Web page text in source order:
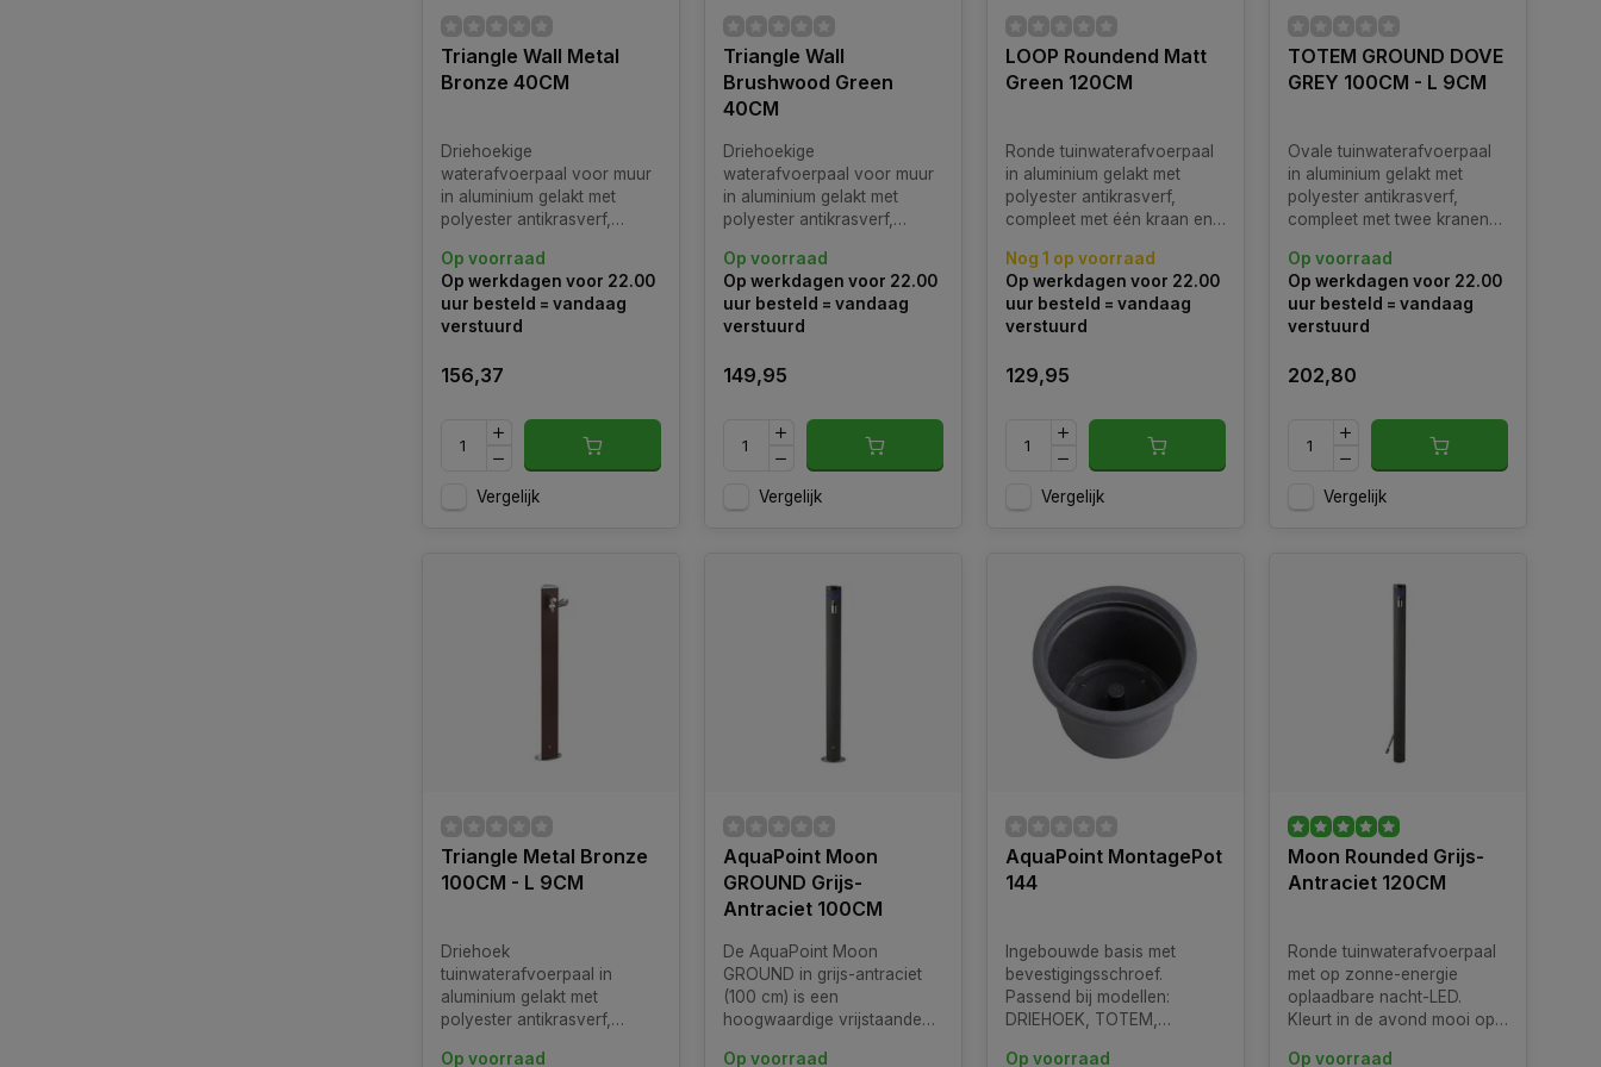
Triangle Wall Metal
Bronze 40CM
Driehoekige
waterafvoerpaal voor muur
in aluminium gelakt met
polyester antikrasverf,
en roestvrijstalen
slanghanger. Verkrijgbaar in
diverse kleuren.
Op voorraad
Op werkdagen voor 22.00
uur besteld = vandaag
verstuurd
156,37
Vergelijk
Triangle Wall
Brushwood Green
40CM
Driehoekige
waterafvoerpaal voor muur
in aluminium gelakt met
polyester antikrasverf,
en roestvrijstalen
slanghanger. Verkrijgbaar in
diverse kleuren.
Op voorraad
Op werkdagen voor 22.00
uur besteld = vandaag
verstuurd
149,95
Vergelijk
LOOP Roundend Matt
Green 120CM
Ronde tuinwaterafvoerpaal
in aluminium gelakt met
polyester antikrasverf,
compleet met één kraan en
Verkrijgbaar in diverse
kleuren.
Nog 1 op voorraad
Op werkdagen voor 22.00
uur besteld = vandaag
verstuurd
129,95
Vergelijk
TOTEM GROUND DOVE
GREY 100CM - L 9CM
Ovale tuinwaterafvoerpaal
in aluminium gelakt met
polyester antikrasverf,
compleet met twee kranen
slanghanger. Verkrijgbaar in
diverse kleuren. Geschikt
voor Bovengrondse
montage.
Op voorraad
Op werkdagen voor 22.00
uur besteld = vandaag
verstuurd
202,80
Vergelijk
Triangle Metal Bronze
100CM - L 9CM
Driehoek
tuinwaterafvoerpaal in
aluminium gelakt met
polyester antikrasverf,
Op voorraad
AquaPoint Moon
GROUND Grijs-
Antraciet 100CM
De AquaPoint Moon
GROUND in grijs-antraciet
(100 cm) is een
hoogwaardige vrijstaande
Op voorraad
AquaPoint MontagePot
144
Ingebouwde basis met
bevestigingsschroef.
Passend bij modellen:
DRIEHOEK, TOTEM,
Op voorraad
Moon Rounded Grijs-
Antraciet 120CM
Ronde tuinwaterafvoerpaal
met op zonne-energie
oplaadbare nacht-LED.
Kleurt in de avond mooi op
Op voorraad